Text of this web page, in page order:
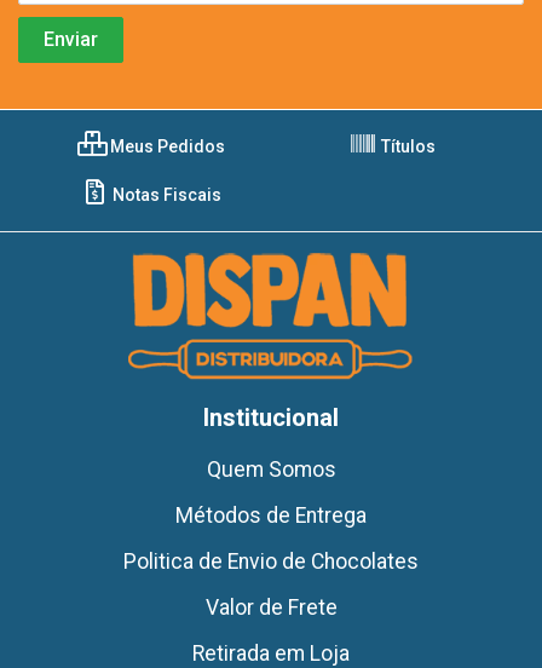
Meus Pedidos Títulos
Notas Fiscais
Institucional
Quem Somos
Métodos de Entrega
Politica de Envio de Chocolates
Valor de Frete
Retirada em Loja